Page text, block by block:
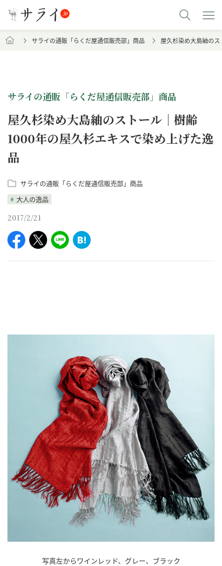
サライの通販「らくだ屋通信販売部」商品 屋久杉染め大島紬の
サライの通販「らくだ屋通信販売部」商品
屋久杉染め大島紬のストール｜樹齢
1000年の屋久杉エキスで染め上げた逸
品
サライの通販「らくだ屋通信販売部」商品
大人の逸品
2017/2/21
写真左からワインレッド、グレー、ブラック